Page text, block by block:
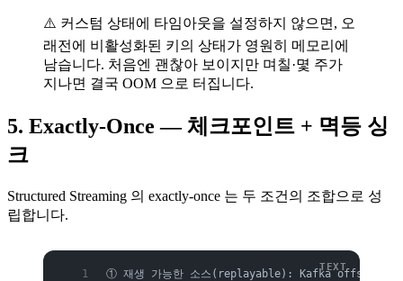
⚠️ 커스텀 상태에 타임아웃을 설정하지 않으면, 오
래전에 비활성화된 키의 상태가 영원히 메모리에
남습니다. 처음엔 괜찮아 보이지만 며칠·몇 주가
지나면 결국 OOM 으로 터집니다.
5. Exactly-Once — 체크포인트 + 멱등 싱
크
Structured Streaming 의 exactly-once 는 두 조건의 조합으로 성
립합니다.
① 재생 가능한 소스(replayable): Kafka offset 처럼